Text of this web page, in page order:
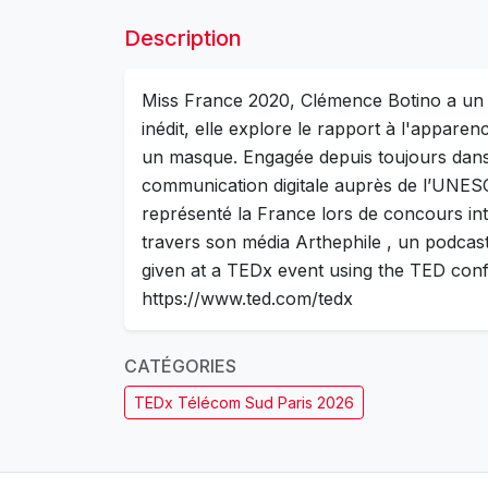
Description
Miss France 2020, Clémence Botino a
inédit, elle explore le rapport à
un masque. Engagée depuis toujours
communication digitale auprès de
représenté la France lors de concours
travers son média Arthephile , un
given at a TEDx event using the TED
https://www.ted.com/tedx
CATÉGORIES
TEDx Télécom Sud Paris 2026